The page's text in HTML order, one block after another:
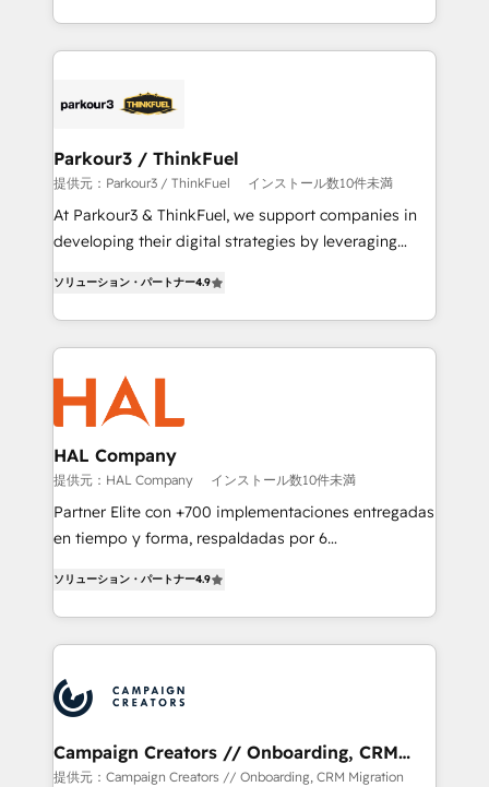
combination that has driven success for over 800
businesses worldwide. As Elite HubSpot Partners, we
strategies that integrate data-driven marketing,
companies scale faster and smarter. 🔹 BOOMS:
Demand generation for all your buyers With BOOMS,
you invest in 100% of your buyers, accelerating your
growth and positioning yourself as an undisputed
transformation process A methodology designed to
implement HubSpot effectively and optimize your
record of business transformation, our growth-first
approach has helped brands dominate their
Parkour3 / ThinkFuel
提供元：Parkour3 / ThinkFuel インストール数10件未満
At Parkour3 & ThinkFuel, we support companies in
developing their digital strategies by leveraging
sales processes to generate growth. Our offer spans
from Strategy to Operations. We specialize in CRM
onboarding and implementation, web design, sales
& marketing automation, and digital marketing. With
extensive experience working with tech companies
and manufacturers since 2002, we are committed to
empowering our clients and developing their
autonomy. Get to grips with HubSpot through
guided implementation and seamless integration of
the CRM platform into your digital ecosystem. Would
marketing strategy? We'll provide support tailored
to your needs and sales objectives. With 125+
Accreditations. Based in Canada (coast to coast), our
services are offered in both English & French.
ソリューション・パートナー4.9
HAL Company
提供元：HAL Company インストール数10件未満
Partner Elite con +700 implementaciones entregadas
en tiempo y forma, respaldadas por 6
Certified Trainers avalados por HubSpot Academy.
Acompañamos a las empresas en cada etapa de su
crecimiento integrando estrategia, tecnología y
reales. Nos caracterizamos por combinar excelencia
técnica con una mirada estratégica a largo plazo.
ソリューション・パートナー4.9
Campaign Creators // Onboarding, CRM
Migration
提供元：Campaign Creators // Onboarding, CRM Migration